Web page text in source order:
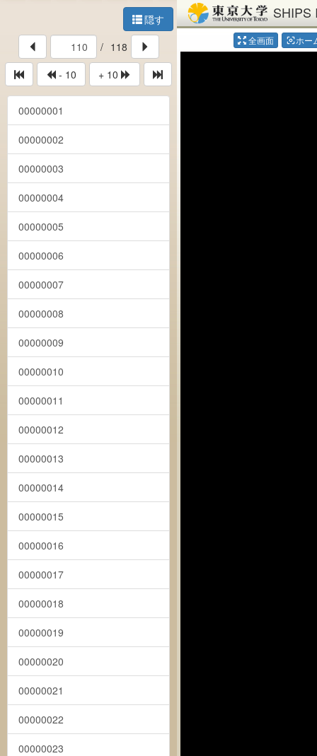
隠す
/ 118
- 10
+ 10
00000001
00000002
00000003
00000004
00000005
00000006
00000007
00000008
00000009
00000010
00000011
00000012
00000013
00000014
00000015
00000016
00000017
00000018
00000019
00000020
00000021
00000022
00000023
SHIPS
全画面 center_focus_weakホー